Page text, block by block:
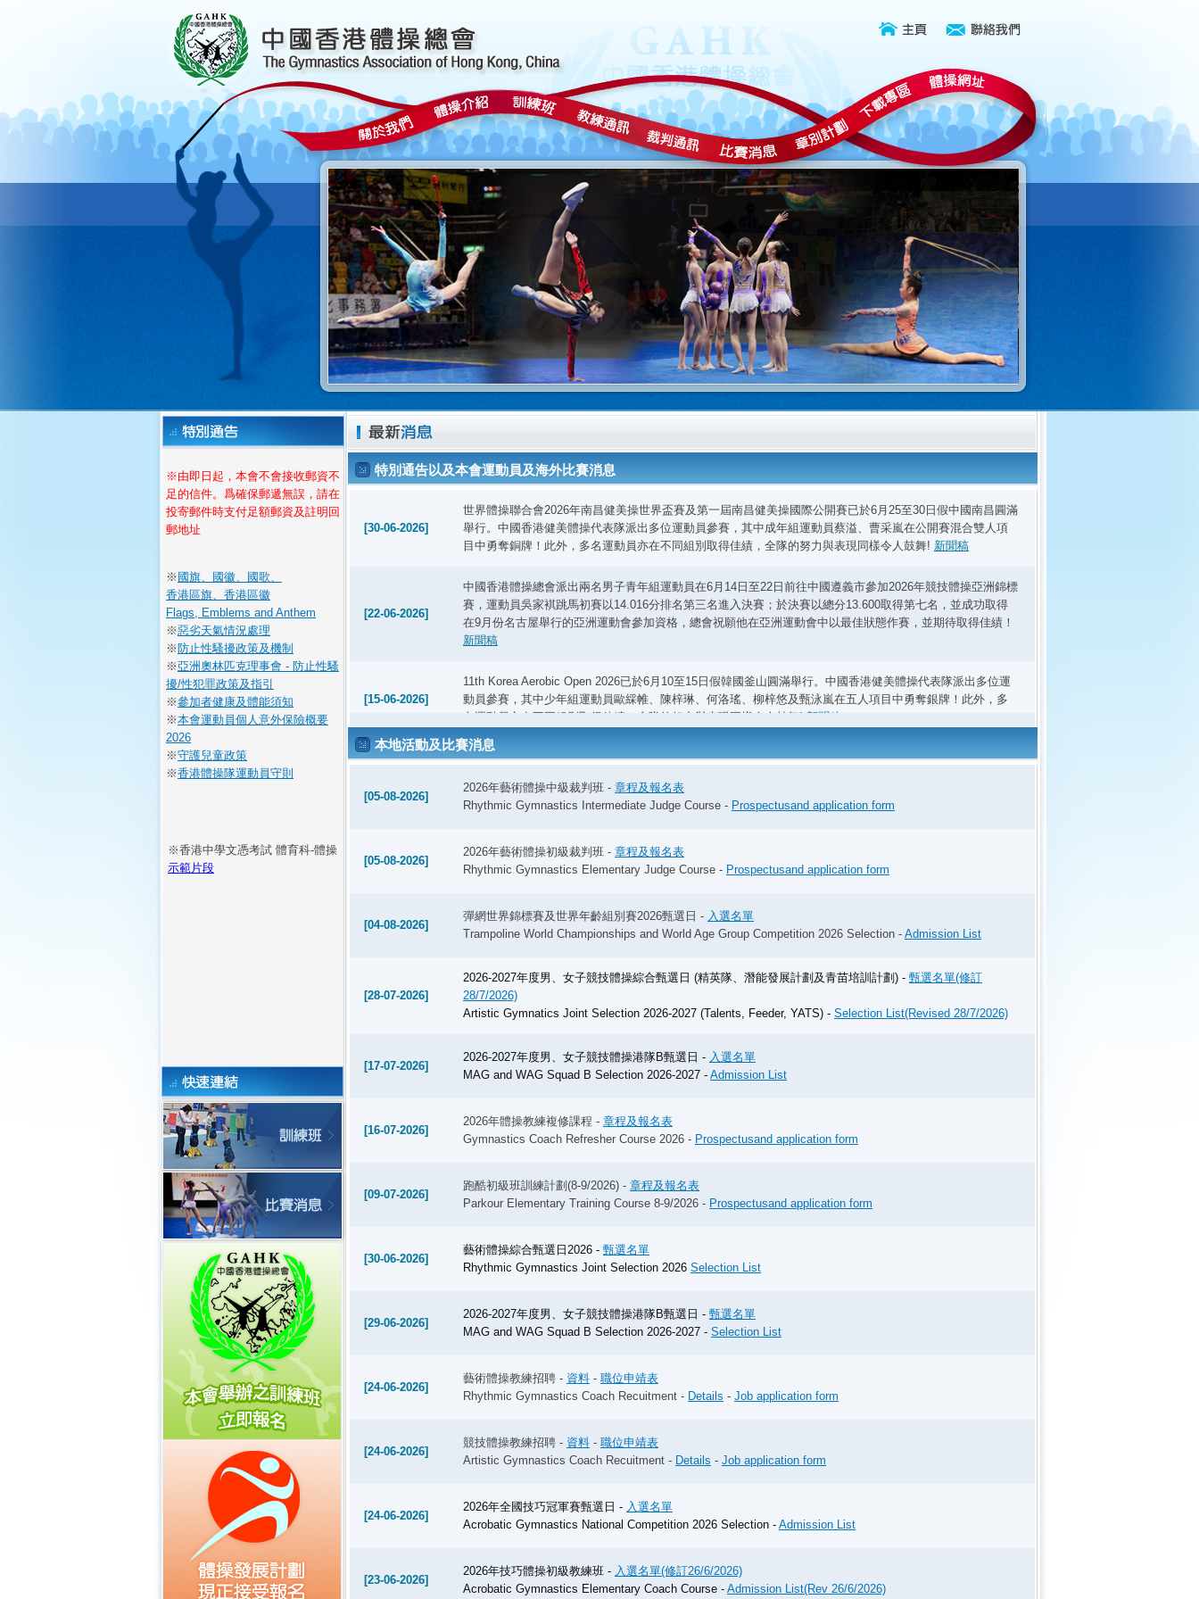
※由即日起，本會不會接收郵資不
足的信件。爲確保郵遞無誤，請在
投寄郵件時支付足額郵資及註明回
郵地址
※ 國旗、國徽、國歌、
香港區旗、香港區徽
Flags, Emblems and Anthem
※惡劣天氣情況處理
※ 防止性騷擾政策及機制
※亞洲奧林匹克理事會 - 防止性騷
擾/性犯罪政策及指引
※參加者健康及體能須知
※本會運動員個人意外保險概要
2026
※守護兒童政策
※香港體操隊運動員守則
※香港中學文憑考試 體育科-體操
示範片段
特別通告以及本會運動員及海外比賽消息
[30-06-2026]
世界體操聯合會2026年南昌健美操世界盃賽及第一屆南昌健美操國際公開賽已於6月25至30日假中國南昌圓滿
舉行。中國香港健美體操代表隊派出多位運動員參賽，其中成年組運動員蔡溢、曹采嵐在公開賽混合雙人項
目中勇奪銅牌！此外，多名運動員亦在不同組別取得佳績，全隊的努力與表現同樣令人鼓舞! 新聞稿
[22-06-2026]
中國香港體操總會派出兩名男子青年組運動員在6月14日至22日前往中國遵義市參加2026年競技體操亞洲錦標
賽，運動員吳家褀跳馬初賽以14.016分排名第三名進入決賽；於決賽以總分13.600取得第七名，並成功取得
在9月份名古屋舉行的亞洲運動會參加資格，總會祝願他在亞洲運動會中以最佳狀態作賽，並期待取得佳績！
新聞稿
[15-06-2026]
11th Korea Aerobic Open 2026已於6月10至15日假韓國釜山圓滿舉行。中國香港健美體操代表隊派出多位運
動員參賽，其中少年組運動員歐綵帷、陳梓琳、何洛瑤、柳梓悠及甄泳嵐在五人項目中勇奪銀牌！此外，多
名運動員亦在不同組別取得佳績，全隊的努力與表現同樣令人鼓舞! 新聞稿
[08-06-2026]
中國香港競技體操隊於6月3日至6月8日參加第21屆新加坡公開賽，隊員發揮出色，共獲得八面獎牌，成績令
[24-05-2026]
亞洲國際博覽館11號館完成最後一日賽事，並舉行頒獎禮，一連兩日的亞洲級別彈網盛事圓滿落幕。
Phyong Gyong 以47.74分奪得。女子年齡組別賽4（17歲或以上）個人決賽方面，港將吳家希亦發揮出色，
以39.59分摘下銀牌，令港隊在年齡組別賽合共收穫兩銀一銅。
八名；女子年齡組別賽3（15–16歲）個人決賽中，劉卓知發揮穩定，以44.55分排名第四。男子年齡組別賽
4（17歲或以上）個人決賽方面，梁道希以45.11分取得第四名。
由中國香港體操總會主辦，康樂及文化事務署，以及文化體育及旅遊局藝術及體
聯盟（AGU）授權的「第七屆亞洲彈網錦標賽2026」，將於5月23日至24日假亞洲國際博覽館11號館上演。
作為亞洲最高級別的彈網賽事之一，今屆賽事再度落戶香港，匯聚來自中國內地、中國香港等10個亞洲國家
Organised by The Gymnastics Association of Hong Kong, China, subvented by The Leisure and Cultural
Services Department, and sanctioned by the World Gymnastics and the Asian Gymnastics Union, the 7th
one of Asia's premier trampoline events, this year's Championships return to Hong Kong, bringing together
athletes from Chinese Mainland, Hong Kong, China and 10 countries and regions across Asia to compete
for qualification places at the Aichi-Nagoya 2026 Asian Games.
2026年競技體操世界盃土耳其站於3月12至15日在安塔利亞順利完成。中國香港體操隊派出男子運動員張正及
女子運動員曾凱緣出戰是次世界盃，他們均在單項晉身決賽。男子運動員張正首次參加競技體操世界盃，他
世界體操聯合會會長渡邊守成 Mr. Morinari Watanabe於 2026 年 3 月 1 日 禮節性訪港。本會霍啟剛會長
新聞稿
Gymnastics)。
世界體操聯合會會長渡邊守成（Morinari Watanabe）形容World Gymnastics代表了他們清晰且有明確目標的
本地活動及比賽消息
[05-08-2026]
2026年藝術體操中級裁判班 - 章程及報名表
Rhythmic Gymnastics Intermediate Judge Course - Prospectusand application form
[05-08-2026]
2026年藝術體操初級裁判班 - 章程及報名表
Rhythmic Gymnastics Elementary Judge Course - Prospectusand application form
[04-08-2026]
彈網世界錦標賽及世界年齡組別賽2026甄選日 - 入選名單
Trampoline World Championships and World Age Group Competition 2026 Selection - Admission List
[28-07-2026]
2026-2027年度男、女子競技體操綜合甄選日 (精英隊、潛能發展計劃及青苗培訓計劃) - 甄選名單(修訂
28/7/2026)
Artistic Gymnatics Joint Selection 2026-2027 (Talents, Feeder, YATS) - Selection List(Revised 28/7/2026)
[17-07-2026]
2026-2027年度男、女子競技體操港隊B甄選日 - 入選名單
MAG and WAG Squad B Selection 2026-2027 - Admission List
[16-07-2026]
2026年體操教練複修課程 - 章程及報名表
Gymnastics Coach Refresher Course 2026 - Prospectusand application form
[09-07-2026]
跑酷初級班訓練計劃(8-9/2026) - 章程及報名表
Parkour Elementary Training Course 8-9/2026 - Prospectusand application form
[30-06-2026]
藝術體操綜合甄選日2026 - 甄選名單
Rhythmic Gymnastics Joint Selection 2026 Selection List
[29-06-2026]
2026-2027年度男、女子競技體操港隊B甄選日 - 甄選名單
MAG and WAG Squad B Selection 2026-2027 - Selection List
[24-06-2026]
藝術體操教練招聘 - 資料 - 職位申靖表
Rhythmic Gymnastics Coach Recuitment - Details - Job application form
[24-06-2026]
競技體操教練招聘 - 資料 - 職位申靖表
Artistic Gymnastics Coach Recuitment - Details - Job application form
[24-06-2026]
2026年全國技巧冠軍賽甄選日 - 入選名單
Acrobatic Gymnastics National Competition 2026 Selection - Admission List
[23-06-2026]
2026年技巧體操初級教練班 - 入選名單(修訂26/6/2026)
Acrobatic Gymnastics Elementary Coach Course - Admission List(Rev 26/6/2026)